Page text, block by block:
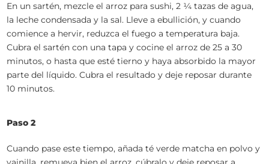
En un sartén, mezcle el arroz para sushi, 2 ¼ tazas de agua,
la leche condensada y la sal. Lleve a ebullición, y cuando
comience a hervir, reduzca el fuego a temperatura baja.
Cubra el sartén con una tapa y cocine el arroz de 25 a 30
minutos, o hasta que esté tierno y haya absorbido la mayor
parte del líquido. Cubra el resultado y deje reposar durante
10 minutos.
Paso 2
Cuando pase este tiempo, añada té verde matcha en polvo y